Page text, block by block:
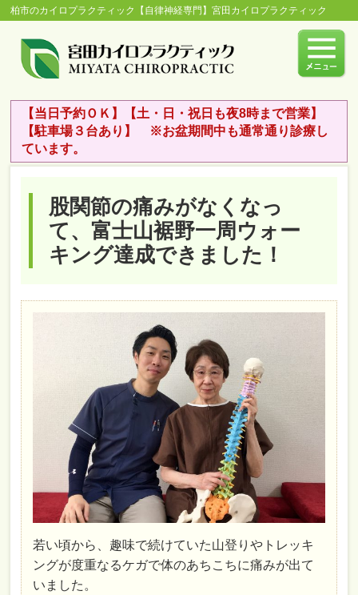
柏市のカイロプラクティック【自律神経専門】宮田カイロプラクティック
【当日予約ＯＫ】【土・日・祝日も夜8時まで営業】
【駐車場３台あり】 ※お盆期間中も通常通り診療し
ています。
股関節の痛みがなくなっ
て、富士山裾野一周ウォー
キング達成できました！
若い頃から、趣味で続けていた山登りやトレッキ
ングが度重なるケガで体のあちこちに痛みが出て
いました。